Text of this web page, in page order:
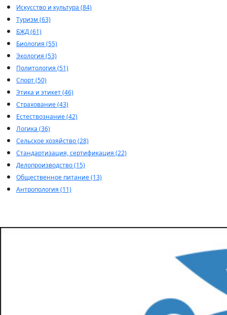
Искусство и культура (84)
Туризм (63)
БЖД (61)
Биология (55)
Экология (53)
Политология (51)
Спорт (50)
Этика и этикет (46)
Страхование (43)
Естествознание (42)
Логика (36)
Сельское хозяйство (28)
Стандартизация, сертификация (22)
Делопроизводство (15)
Общественное питание (13)
Антропология (11)